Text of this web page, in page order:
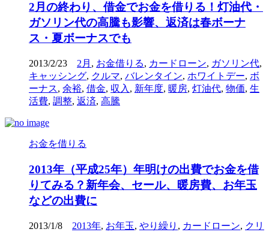
2月の終わり、借金でお金を借りる！灯油代・
ガソリン代の高騰も影響、返済は春ボーナ
ス・夏ボーナスでも
2013/2/23 2月 , お金借りる, カードローン, ガソリン代,
キャッシング, クルマ, バレンタイン, ホワイトデー, ボ
ーナス, 余裕, 借金, 収入 , 新年度, 暖房, 灯油代, 物価, 生
活費, 調整, 返済, 高騰
お金を借りる
2013年（平成25年）年明けの出費でお金を借
りてみる？新年会、セール、暖房費、お年玉
などの出費に
2013/1/8 2013年, お年玉, やり繰り , カードローン, クリ